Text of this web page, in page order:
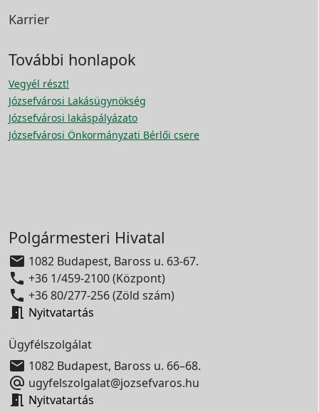
Karrier
További honlapok
Vegyél részt!
Józsefvárosi Lakásügynökség
Józsefvárosi lakáspályázato
Józsefvárosi Önkormányzati Bérlői csere
Polgármesteri Hivatal
 1082 Budapest, Baross u. 63-67.
 +36 1/459-2100 (Központ)
 +36 80/277-256 (Zöld szám)
 Nyitvatartás
Ügyfélszolgálat
 1082 Budapest, Baross u. 66–68.
 ugyfelszolgalat@jozsefvaros.hu
 Nyitvatartás